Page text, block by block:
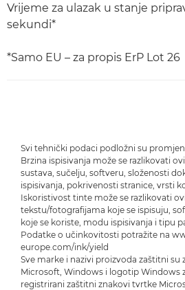
Vrijeme za ulazak u stanje
sekundi*
*Samo EU – za propis ErP Lot 26
Svi tehnički podaci podložni su
Brzina ispisivanja može se razlikovati
sustava, sučelju, softveru, složenosti
ispisivanja, pokrivenosti stranice, vrsti
Iskoristivost tinte može se razlikovati
tekstu/fotografijama koje se ispisuju,
koje se koriste, modu ispisivanja i tipu
Podatke o učinkovitosti potražite na
europe.com/ink/yield
Sve marke i nazivi proizvoda zaštitni su
Microsoft, Windows i logotip Windows
registrirani zaštitni znakovi tvrtke